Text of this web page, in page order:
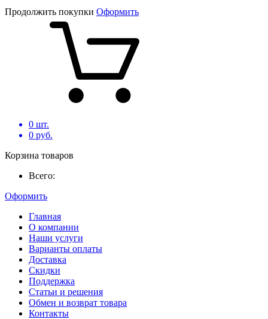
Продолжить покупки Оформить
0 шт.
0 руб.
Корзина товаров
Всего:
Оформить
Главная
О компании
Наши услуги
Варианты оплаты
Доставка
Скидки
Поддержка
Статьи и решения
Обмен и возврат товара
Контакты